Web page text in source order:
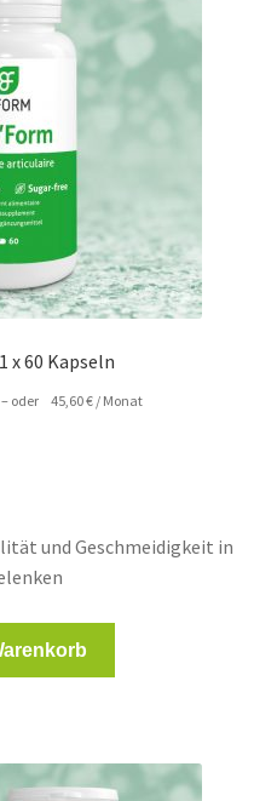
x 60 Kapseln
– oder 45,60€ / Monat
und Geschmeidigkeit in